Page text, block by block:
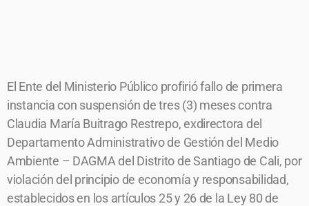
El Ente del Ministerio Público profirió fallo de primera
instancia con suspensión de tres (3) meses contra
Claudia María Buitrago Restrepo, exdirectora del
Departamento Administrativo de Gestión del Medio
Ambiente – DAGMA del Distrito de Santiago de Cali, por
violación del principio de economía y responsabilidad,
establecidos en los artículos 25 y 26 de la Ley 80 de